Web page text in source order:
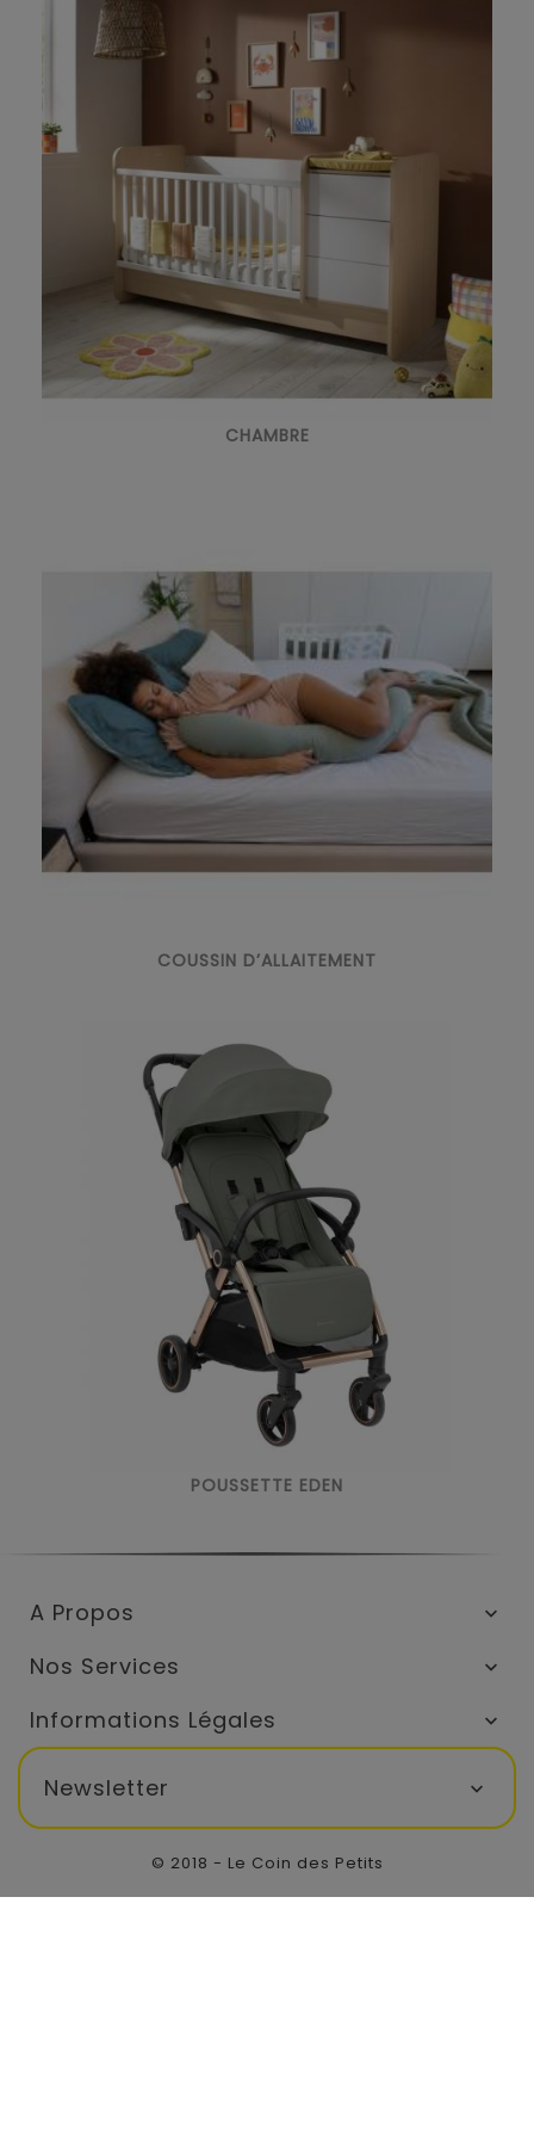
CHAMBRE
COUSSIN D’ALLAITEMENT
POUSSETTE EDEN
A Propos 
Nos Services 
Informations Légales 
Newsletter 
© 2018 - Le Coin des Petits